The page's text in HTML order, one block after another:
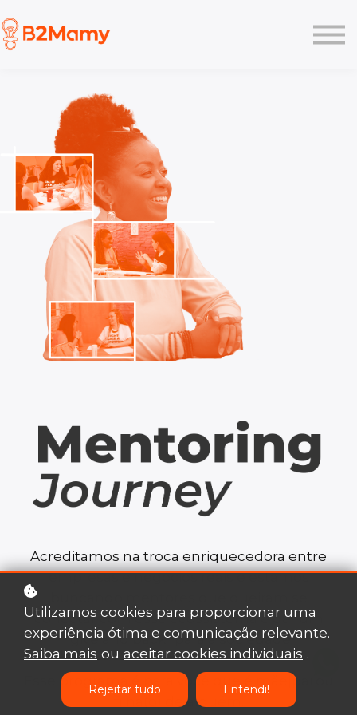
Acreditamos na troca enriquecedora entre
empresas e negócios reais e estamos
conectar com esse ecossistema e dar um
“give and back” para a sociedade.
Esse programa é para você que é mãe|pai ou
filha(o) de alguém.
Utilizamos cookies para proporcionar uma
experiência ótima e comunicação relevante.
Saiba mais ou aceitar cookies individuais .
Rejeitar tudo Entendi!